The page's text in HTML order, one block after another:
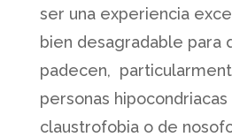
ser una experiencia
bien desagradable para
padecen,
personas
claustrofobia o de